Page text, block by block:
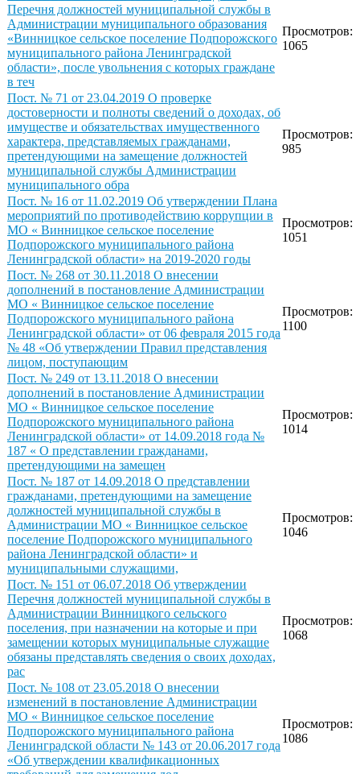
Перечня должностей муниципальной службы в
Администрации муниципального образования
«Винницкое сельское поселение Подпорожского
муниципального района Ленинградской
области», после увольнения с которых граждане
в теч
Просмотров:
1065
Пост. № 71 от 23.04.2019 О проверке
достоверности и полноты сведений о доходах, об
имуществе и обязательствах имущественного
характера, представляемых гражданами,
претендующими на замещение должностей
муниципальной службы Администрации
муниципального обра
Просмотров:
985
Пост. № 16 от 11.02.2019 Об утверждении Плана
мероприятий по противодействию коррупции в
МО « Винницкое сельское поселение
Подпорожского муниципального района
Ленинградской области» на 2019-2020 годы
Просмотров:
1051
Пост. № 268 от 30.11.2018 О внесении
дополнений в постановление Администрации
МО « Винницкое сельское поселение
Подпорожского муниципального района
Ленинградской области» от 06 февраля 2015 года
№ 48 «Об утверждении Правил представления
лицом, поступающим
Просмотров:
1100
Пост. № 249 от 13.11.2018 О внесении
дополнений в постановление Администрации
МО « Винницкое сельское поселение
Подпорожского муниципального района
Ленинградской области» от 14.09.2018 года №
187 « О представлении гражданами,
претендующими на замещен
Просмотров:
1014
Пост. № 187 от 14.09.2018 О представлении
гражданами, претендующими на замещение
должностей муниципальной службы в
Администрации МО « Винницкое сельское
поселение Подпорожского муниципального
района Ленинградской области» и
муниципальными служащими,
Просмотров:
1046
Пост. № 151 от 06.07.2018 Об утверждении
Перечня должностей муниципальной службы в
Администрации Винницкого сельского
поселения, при назначении на которые и при
замещении которых муниципальные служащие
обязаны представлять сведения о своих доходах,
рас
Просмотров:
1068
Пост. № 108 от 23.05.2018 О внесении
изменений в постановление Администрации
МО « Винницкое сельское поселение
Подпорожского муниципального района
Ленинградской области № 143 от 20.06.2017 года
«Об утверждении квалификационных
Просмотров:
1086